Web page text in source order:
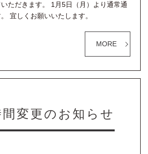
ただきます。 1月5日（月）より通常通
宜しくお願いいたします。
MORE
変更のお知らせ